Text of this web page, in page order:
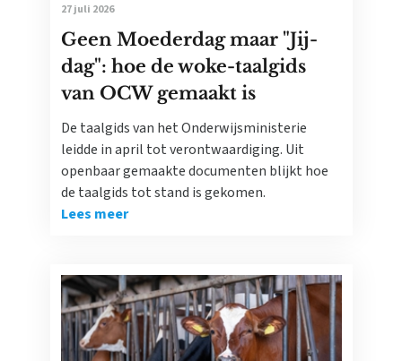
27 juli 2026
Geen Moederdag maar "Jij-
dag": hoe de woke-taalgids
van OCW gemaakt is
De taalgids van het Onderwijsministerie
leidde in april tot verontwaardiging. Uit
openbaar gemaakte documenten blijkt hoe
de taalgids tot stand is gekomen.
Lees meer